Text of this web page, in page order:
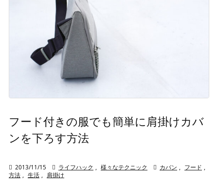
フード付きの服でも簡単に肩掛けカバ
ンを下ろす方法
 2013/11/15  ライフハック , 様々なテクニック  カバン , フード ,
方法 , 生活 , 肩掛け